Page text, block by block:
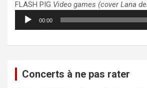
FLASH PIG Video games (cover Lana
Lecteur
audio
00:00
Concerts à ne pas rater